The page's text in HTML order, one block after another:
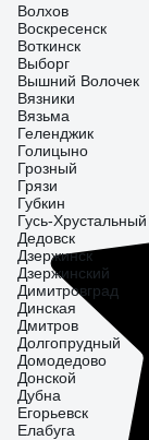
Волхов
Воскресенск
Воткинск
Выборг
Вышний Волочек
Вязники
Вязьма
Геленджик
Голицыно
Грозный
Грязи
Губкин
Гусь-Хрустальный
Дедовск
Дзержинск
Дзержинский
Димитровград
Динская
Дмитров
Долгопрудный
Домодедово
Донской
Дубна
Егорьевск
Елабуга